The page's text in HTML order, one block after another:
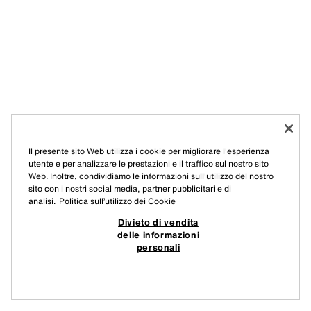
Il presente sito Web utilizza i cookie per migliorare l'esperienza
utente e per analizzare le prestazioni e il traffico sul nostro sito
Web. Inoltre, condividiamo le informazioni sull'utilizzo del nostro
sito con i nostri social media, partner pubblicitari e di
analisi. Politica sull’utilizzo dei Cookie
Divieto di vendita
delle informazioni
personali